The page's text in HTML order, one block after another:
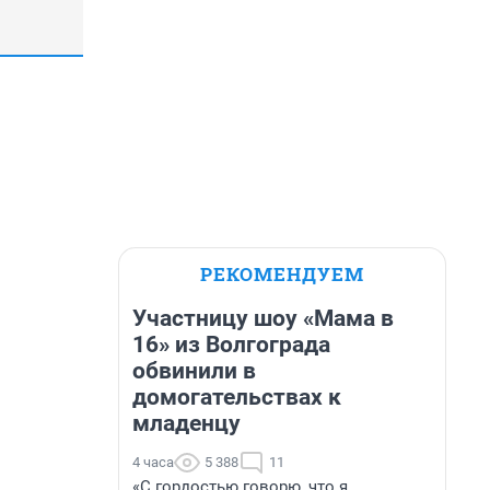
РЕКОМЕНДУЕМ
Участницу шоу «Мама в
16» из Волгограда
обвинили в
домогательствах к
младенцу
4 часа 5 388 11